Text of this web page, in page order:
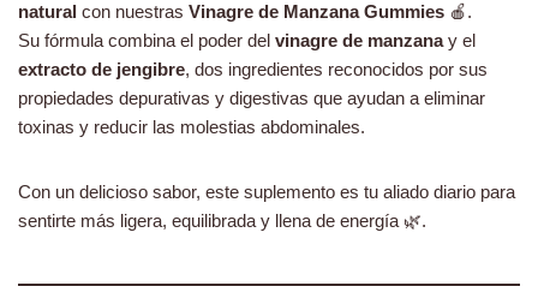
natural con nuestras Vinagre de Manzana Gummies 🍎.
Su fórmula combina el poder del vinagre de manzanay el
extracto de jengibre, dos ingredientes reconocidos por sus
propiedades depurativas y digestivas que ayudan a eliminar
toxinas y reducir las molestias abdominales.
Con un delicioso sabor, este suplemento es tu aliado diario para
sentirte más ligera, equilibrada y llena de energía 🌿.